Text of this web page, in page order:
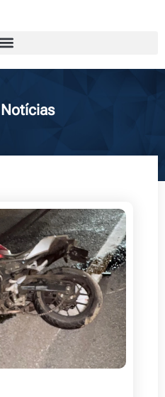
PagePagePage